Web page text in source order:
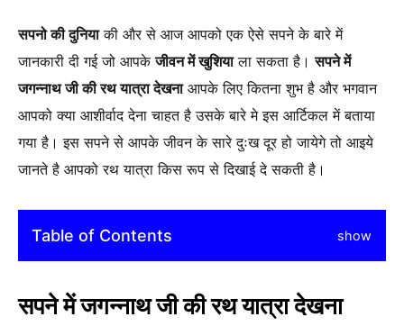
सपनो की दुनियाकी और से आज आपको एक ऐसे सपने के बारे में
जानकारी दी गई जो आपकेजीवन में खुशियाला सकता है।सपने में
जगन्नाथ जी की रथ यात्रा देखनाआपके लिए कितना शुभ है और भगवान
आपको क्या आशीर्वाद देना चाहत है उसके बारे मे इस आर्टिकल में बताया
गया है। इस सपने से आपके जीवन के सारे दुःख दूर हो जायेगे तो आइये
जानते है आपको रथ यात्रा किस रूप से दिखाई दे सकती है।
Table of Contents show
सपने में जगन्नाथ जी की रथ यात्रा देखना